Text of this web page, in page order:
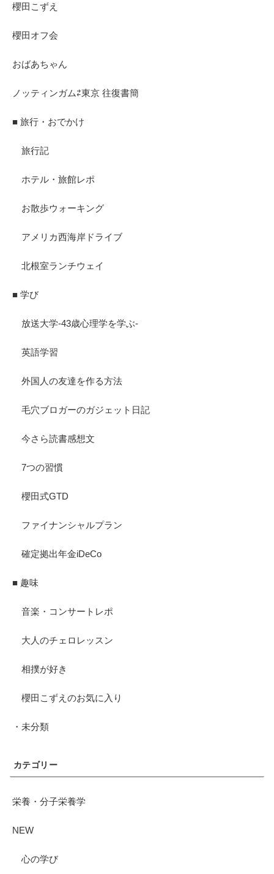
櫻田こずえ
櫻田オフ会
おばあちゃん
ノッティンガム⇄東京 往復書簡
■ 旅行・おでかけ
旅行記
ホテル・旅館レポ
お散歩ウォーキング
アメリカ西海岸ドライブ
北根室ランチウェイ
■ 学び
放送大学-43歳心理学を学ぶ-
英語学習
外国人の友達を作る方法
毛穴ブロガーのガジェット日記
今さら読書感想文
7つの習慣
櫻田式GTD
ファイナンシャルプラン
確定拠出年金iDeCo
■ 趣味
音楽・コンサートレポ
大人のチェロレッスン
相撲が好き
櫻田こずえのお気に入り
・未分類
カテゴリー
栄養・分子栄養学
NEW
心の学び